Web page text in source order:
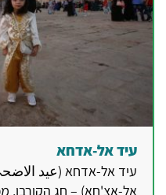
עיד אל-אדחא
עיד אל-אדחא (عيد
אל-אַצְ'חא) – חג הקורבן,